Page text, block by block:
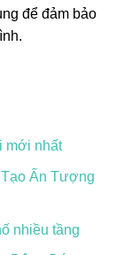
để đảm bảo
mới nhất
Ấn Tượng
nhiều tầng